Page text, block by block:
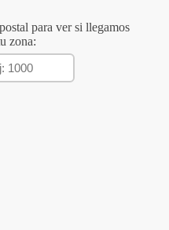
para ver si llegamos
zona: